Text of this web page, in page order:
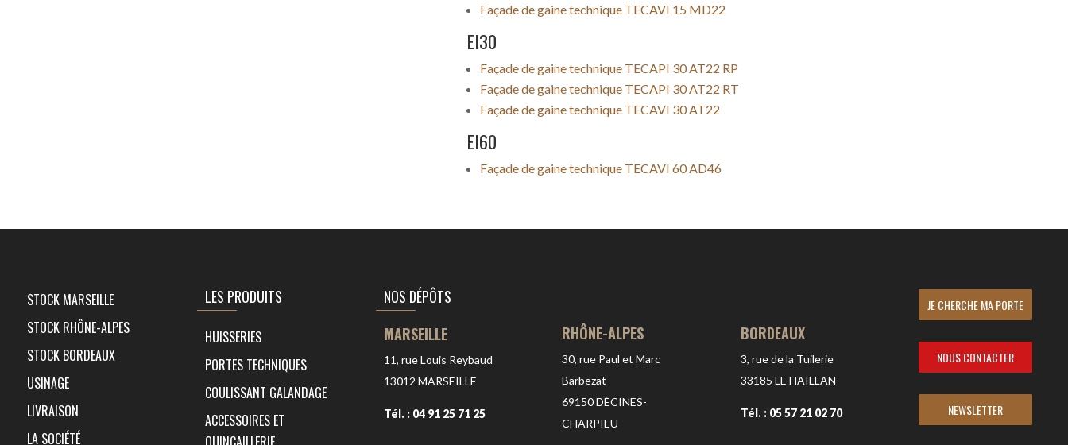
Façade de gaine technique TECAVI 15 MD22
EI30
Façade de gaine technique TECAPI 30 AT22 RP
Façade de gaine technique TECAPI 30 AT22 RT
Façade de gaine technique TECAVI 30 AT22
EI60
Façade de gaine technique TECAVI 60 AD46
STOCK MARSEILLE
STOCK RHÔNE-ALPES
STOCK BORDEAUX
USINAGE
LIVRAISON
LA SOCIÉTÉ
LES PRODUITS
HUISSERIES
PORTES TECHNIQUES
COULISSANT GALANDAGE
ACCESSOIRES ET
NOS DÉPÔTS
MARSEILLE
11, rue Louis Reybaud
13012 MARSEILLE
Tél. : 04 91 25 71 25
RHÔNE-ALPES
30, rue Paul et Marc
Barbezat
69150DÉCINES-
CHARPIEU
BORDEAUX
3, rue de la Tuilerie
33185 LE HAILLAN
Tél. : 05 57 21 02 70
JE CHERCHE MA PORTE
NOUS CONTACTER
NEWSLETTER